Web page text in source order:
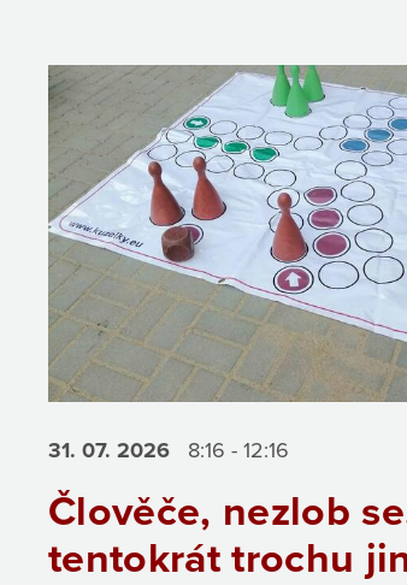
31. 07. 2026 8:16 - 12:16
Člověče, nezlob
tentokrát trochu